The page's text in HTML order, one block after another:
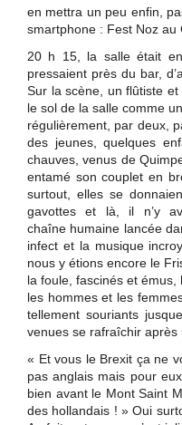
en mettra un peu enfin,
smartphone : Fest Noz au
20 h 15, la salle était
pressaient près du bar,
Sur la scène, un flûtiste
le sol de la salle comme
régulièrement, par deux,
des jeunes, quelques
chauves, venus de
entamé son couplet en
surtout, elles se
gavottes et là, il n’y
chaîne humaine lancée
infect et la musique
nous y étions encore le
la foule, fascinés et
les hommes et les
tellement souriants
venues se rafraîchir après
« Et vous le Brexit ça ne
pas anglais mais pour
bien avant le Mont Saint
des hollandais ! » Oui